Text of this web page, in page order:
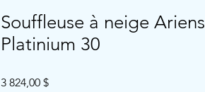
Souffleuse à neige Ariens
Platinium 30
3 824,00 $Prix